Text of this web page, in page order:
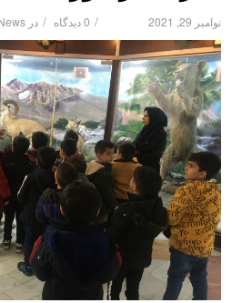
نوامبر 29, 2021 / 0 دیدگاه / در